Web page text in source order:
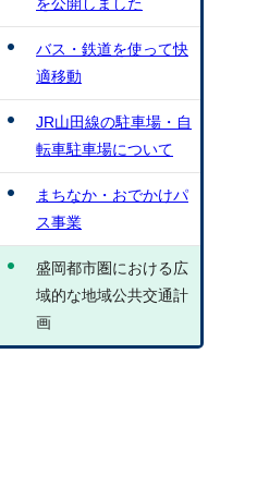
バス・鉄道を使って快
適移動
JR山田線の駐車場・自
転車駐車場について
まちなか・おでかけパ
ス事業
盛岡都市圏における広
域的な地域公共交通計
画